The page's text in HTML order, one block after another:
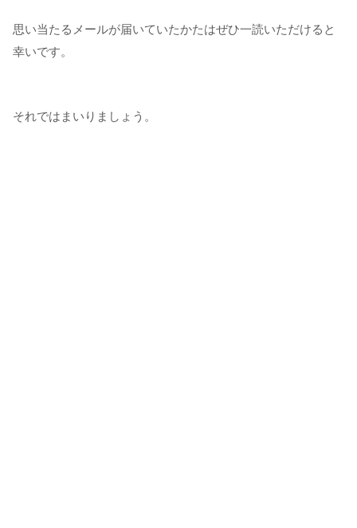
思い当たるメールが届いていたかたはぜひ一読いただけると
幸いです。
それではまいりましょう。